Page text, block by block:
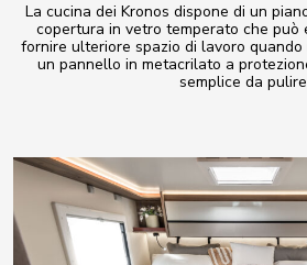
La cucina dei Kronos dispone di un
copertura in vetro temperato che può
fornire ulteriore spazio di lavoro
un pannello in metacrilato a
semplice da